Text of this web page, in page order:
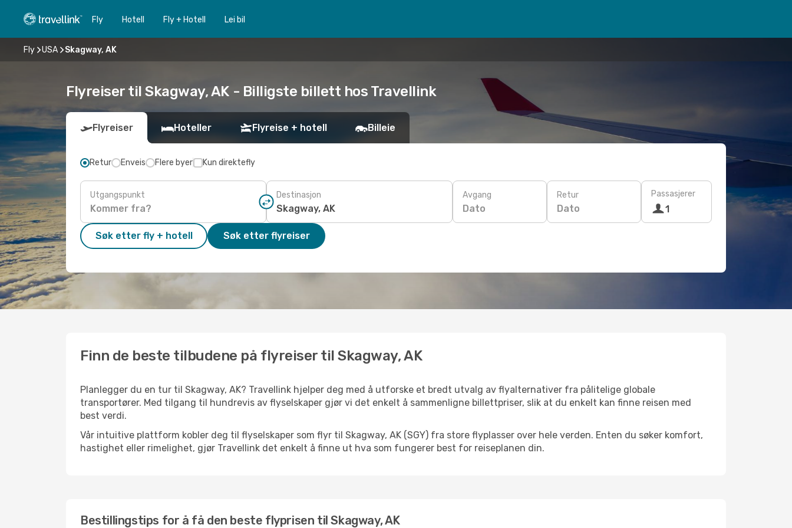
Fly Hotell Fly + Hotell Lei bil
Fly USA Skagway, AK
Flyreiser til Skagway, AK - Billigste billett hos Travellink
Flyreiser Hoteller Flyreise + hotell Billeie
Retur Enveis Flere byer Kun direktefly
Utgangspunkt Destinasjon Avgang
Dato
Retur
Dato
Passasjerer
1
Søk etter fly + hotell Søk etter flyreiser
Finn de beste tilbudene på flyreiser til Skagway, AK
Planlegger du en tur til Skagway, AK? Travellink hjelper deg med å utforske et bredt utvalg av flyalternativer fra pålitelige globale
transportører. Med tilgang til hundrevis av flyselskaper gjør vi det enkelt å sammenligne billettpriser, slik at du enkelt kan finne reisen med
best verdi.
Vår intuitive plattform kobler deg til flyselskaper som flyr til Skagway, AK (SGY) fra store flyplasser over hele verden. Enten du søker komfort,
hastighet eller rimelighet, gjør Travellink det enkelt å finne ut hva som fungerer best for reiseplanen din.
Bestillingstips for å få den beste flyprisen til Skagway, AK